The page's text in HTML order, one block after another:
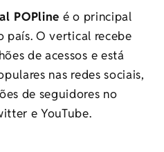
POPline é o principal
país. O vertical recebe
de acessos e está
nas redes sociais,
de seguidores no
e YouTube.